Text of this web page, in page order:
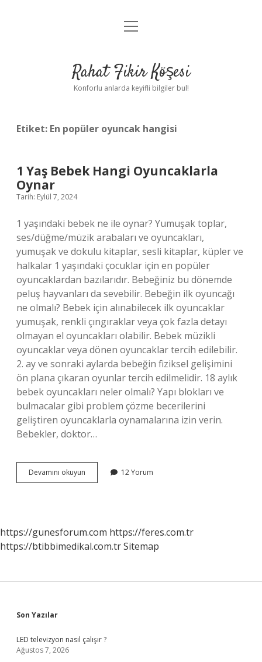
Anasayfa
Yasal Uyarı
menüyü
Rahat Fikir Köşesi
Konforlu anlarda keyifli bilgiler bul!
Etiket: En popüler oyuncak hangisi
1 Yaş Bebek Hangi Oyuncaklarla
Oynar
Tarih: Eylül 7, 2024
1 yaşındaki bebek ne ile oynar? Yumuşak toplar,
ses/düğme/müzik arabaları ve oyuncakları,
yumuşak ve dokulu kitaplar, sesli kitaplar, küpler ve
halkalar 1 yaşındaki çocuklar için en popüler
oyuncaklardan bazılarıdır. Bebeğiniz bu dönemde
peluş hayvanları da sevebilir. Bebeğin ilk oyuncağı
ne olmalı? Bebek için alınabilecek ilk oyuncaklar
yumuşak, renkli çıngıraklar veya çok fazla detayı
olmayan el oyuncakları olabilir. Bebek müzikli
oyuncaklar veya dönen oyuncaklar tercih edilebilir.
2. ay ve sonraki aylarda bebeğin fiziksel gelişimini
ön plana çıkaran oyunlar tercih edilmelidir. 18 aylık
bebek oyuncakları neler olmalı? Yapı blokları ve
bulmacalar gibi problem çözme becerilerini
geliştiren oyuncaklarla oynamalarına izin verin.
Bebekler, doktor…
Devamını okuyun
Yaş
12 Yorum
https://gunesforum.com https://feres.com.tr
https://btibbimedikal.com.trSitemap
Sidebar
Son Yazılar
LED televizyon nasıl çalışır ?
Ağustos 7, 2026